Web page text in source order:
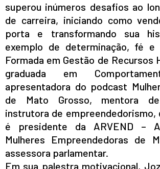
superou inúmeros desafios ao
de carreira, iniciando como
porta e transformando sua
exemplo de determinação, fé e
Formada em Gestão de Recursos
graduada em
apresentadora do podcast
de Mato Grosso, mentora
instrutora de empreendedorismo,
é presidente da ARVEND –
Mulheres Empreendedoras de
assessora parlamentar.
Em sua palestra motivacional,